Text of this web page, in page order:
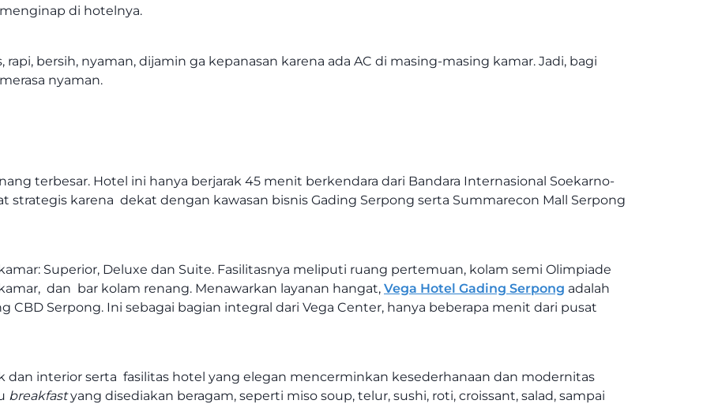
di hotelnya.
rapi, bersih, nyaman, dijamin ga kepanasan karena ada AC di masing-masing kamar. Jadi, bagi
nyaman.
terbesar. Hotel ini hanya berjarak 45 menit berkendara dari Bandara Internasional Soekarno-
strategis karena dekat dengan kawasan bisnis Gading Serpong serta Summarecon Mall Serpong
Superior, Deluxe dan Suite. Fasilitasnya meliputi ruang pertemuan, kolam semi Olimpiade
dan bar kolam renang. Menawarkan layanan hangat, Vega Hotel Gading Serpong adalah
CBD Serpong. Ini sebagai bagian integral dari Vega Center, hanya beberapa menit dari pusat
dan interior serta fasilitas hotel yang elegan mencerminkan kesederhanaan dan modernitas
breakfastyang disediakan beragam, seperti miso soup, telur, sushi, roti, croissant, salad, sampai